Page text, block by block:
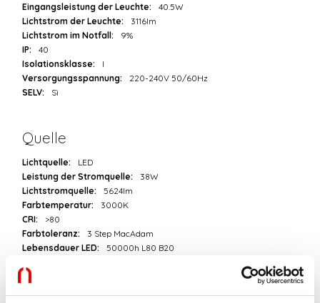
Eingangsleistung der Leuchte:
40.5W
Lichtstrom der Leuchte:
3116lm
Lichtstrom im Notfall:
9%
IP:
40
Isolationsklasse:
I
Versorgungsspannung:
220-240V 50/60Hz
SELV:
Sì
Quelle
Lichtquelle:
LED
Leistung der Stromquelle:
38W
Lichtstromquelle:
5624lm
Farbtemperatur:
3000K
CRI:
>80
Farbtoleranz:
3 Step MacAdam
Lebensdauer LED:
50000h L80 B20
Download